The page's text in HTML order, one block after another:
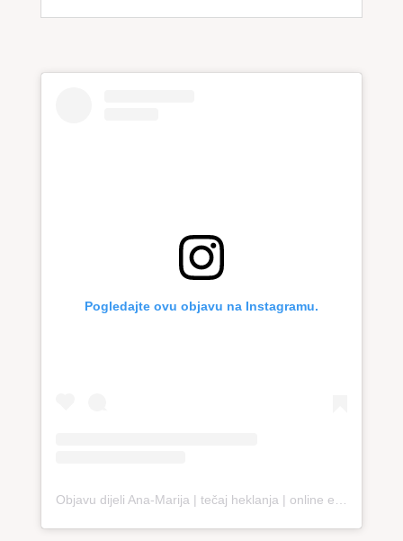
Pogledajte ovu objavu na Instagramu.
Objavu dijeli Ana-Marija | tečaj heklanja | online edukacija (@loopco.bags.academy)